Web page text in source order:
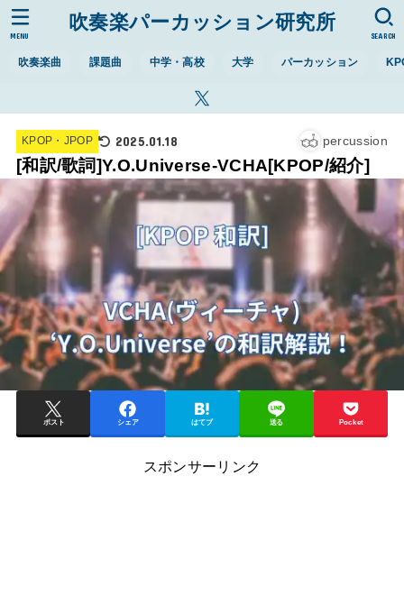
吹奏楽パーカッション研究所
吹奏楽曲 課題曲 中学・高校 大学 パーカッション
SEARCH
MENU
KPOP・JPOP 2025.01.18 percussion
[和訳/歌詞]Y.O.Universe-VCHA[KPOP/紹介]
ポスト シェア はてブ 送る Pocket
スポンサーリンク